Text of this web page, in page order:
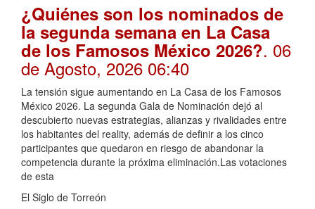
¿Quiénes son los nominados de
la segunda semana en La Casa
de los Famosos México 2026?. 06
de Agosto, 2026 06:40
La tensión sigue aumentando en La Casa de los Famosos
México 2026. La segunda Gala de Nominación dejó al
descubierto nuevas estrategias, alianzas y rivalidades entre
los habitantes del reality, además de definir a los cinco
participantes que quedaron en riesgo de abandonar la
competencia durante la próxima eliminación.Las votaciones
de esta
El Siglo de Torreón